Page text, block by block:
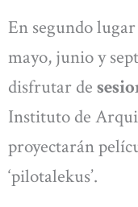
En segundo
mayo, junio y
disfrutar de
Instituto de
proyectarán
‘pilotalekus’.